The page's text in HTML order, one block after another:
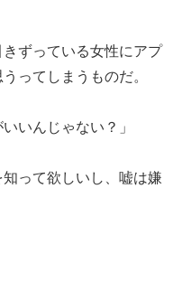
ずっている女性にアプ
ってしまうものだ。
いんじゃない？」
って欲しいし、嘘は嫌